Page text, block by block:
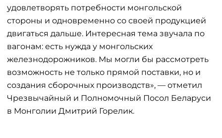
удовлетворять потребности монгольской
стороны и одновременно со своей продукцией
двигаться дальше. Интересная тема звучала по
вагонам: есть нужда у монгольских
железнодорожников. Мы могли бы рассмотреть
возможность не только прямой поставки, но и
создания сборочных производств», — отметил
Чрезвычайный и Полномочный Посол Беларуси
в Монголии Дмитрий Горелик.